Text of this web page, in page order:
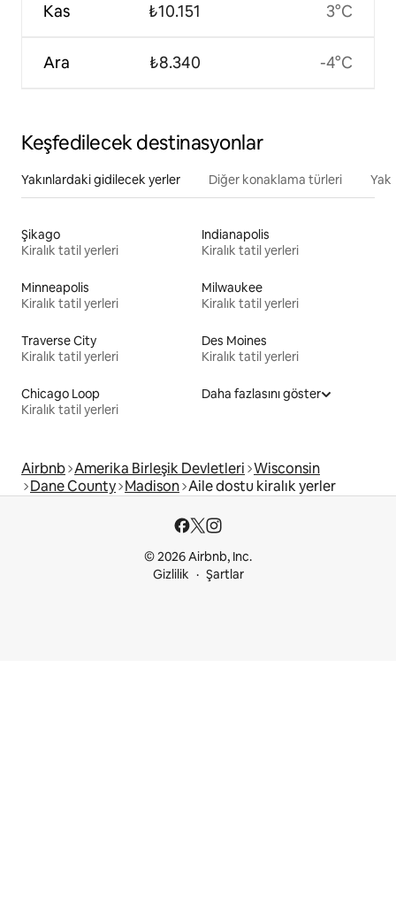
Kas
Ara
₺10.151
₺8.340
3°C
-4°C
Keşfedilecek destinasyonlar
Yakınlardaki gidilecek yerler Diğer konaklama türleri
Şikago
Kiralık tatil yerleri
Indianapolis
Kiralık tatil yerleri
Minneapolis
Kiralık tatil yerleri
Milwaukee
Kiralık tatil yerleri
Traverse City
Kiralık tatil yerleri
Des Moines
Kiralık tatil yerleri
Chicago Loop
Kiralık tatil yerleri
Daha fazlasını göster
Airbnb Amerika Birleşik Devletleri Wisconsin
Dane County Madison Aile dostu kiralık yerler
© 2026 Airbnb, Inc.
Gizlilik
Şartlar